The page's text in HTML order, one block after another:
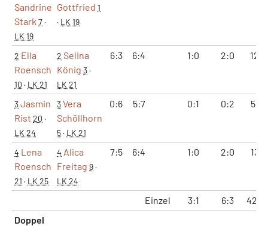
Sandrine
Stark 7·
LK 19
Gottfried 1
· LK 19
2 Ella
Roensch
10 · LK 21
2 Selina
König 3·
LK 21
6:3 6:4 1:0 2:0 12:7
3Jasmin
Rist 20 ·
LK 24
3Vera
Schöllhorn
5· LK 21
0:6 5:7 0:1 0:2 5:13
4 Lena
Roensch
21 · LK 25
4 Alica
Freitag 9·
LK 24
7:5 6:4 1:0 2:0 13:9
Einzel 3:1 6:3
Doppel